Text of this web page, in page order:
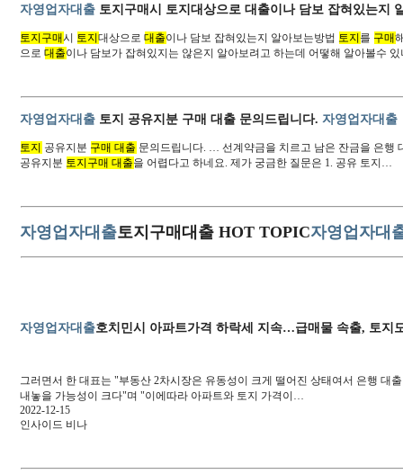
자영업자대출 토지구매시 토지대상으로 대출이나 담보 잡혀있는지
토지구매시 토지대상으로대출이나 담보 잡혀있는지 알아보는방법 토지 를 구매
으로대출이나 담보가 잡혀있지는 않은지 알아보려고 하는데 어떻해 알아볼수 있
자영업자대출 토지 공유지분 구매 대출 문의드립니다.자영업자대출
토지 공유지분 구매 대출 문의드립니다. … 선계약금을 치르고 남은 잔금을 은행
공유지분 토지구매 대출을 어렵다고 하네요. 제가 궁금한 질문은 1. 공유 토지…
자영업자대출토지구매대출 HOT TOPIC자영업자대
자영업자대출호치민시 아파트가격 하락세 지속…급매물 속출, 토지
그러면서 한 대표는 "부동산 2차시장은 유동성이 크게 떨어진 상태여서 은행 대
내놓을 가능성이 크다"며 "이에따라 아파트와 토지 가격이…
2022-12-15
인사이드 비나